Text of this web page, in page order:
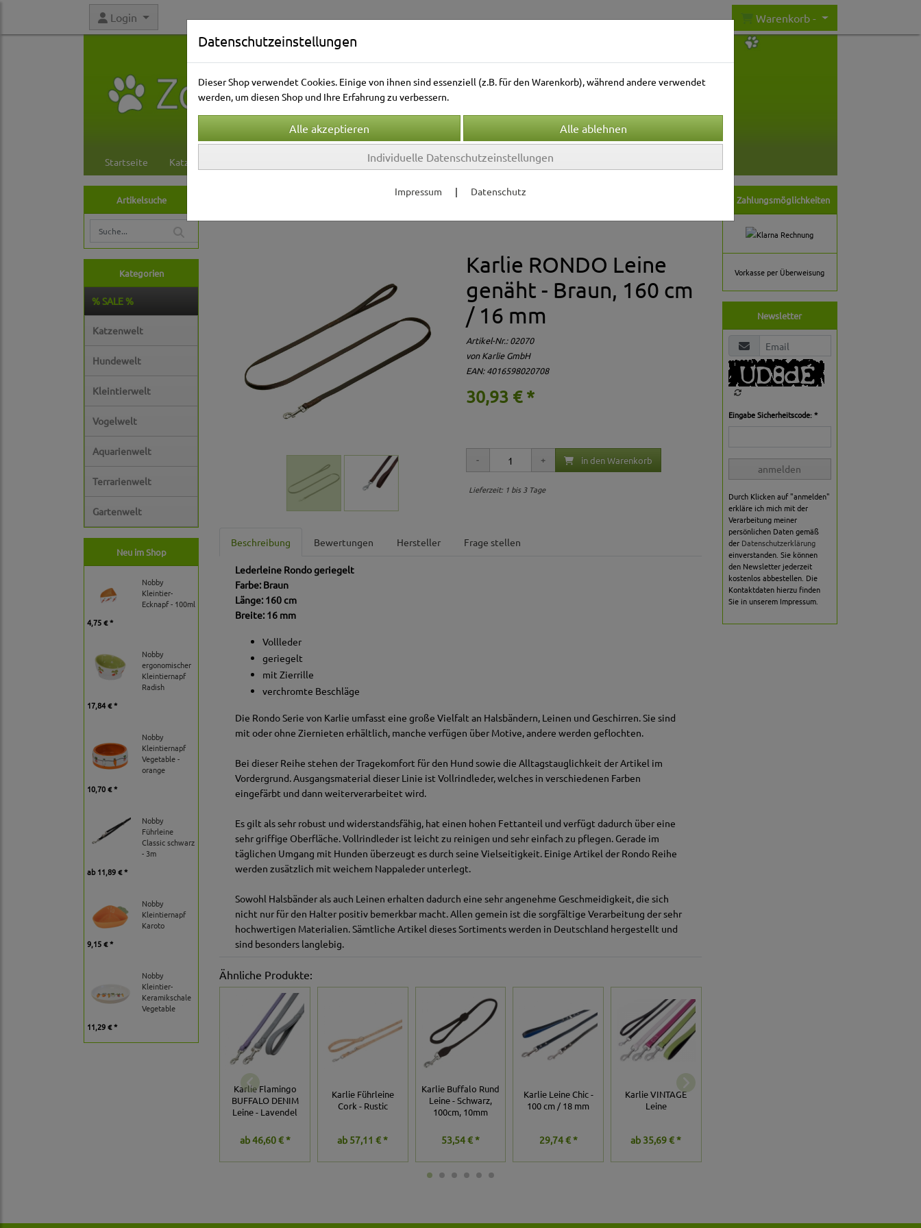
Login Warenkorb -
Startseite Katzenwelt Kleintierwelt Vogelwelt Aquarienwelt
Artikelsuche
Kategorien
% SALE %
Katzenwelt
Hundewelt
Kleintierwelt
Vogelwelt
Aquarienwelt
Terrarienwelt
Gartenwelt
Neu im Shop
Nobby
Kleintier-
Ecknapf - 100ml
4,75 € *
Nobby
ergonomischer
Kleintiernapf
Radish
17,84 € *
Nobby
Kleintiernapf
Vegetable -
orange
10,70 € *
Nobby
Führleine
Classic schwarz
- 3m
ab11,89 € *
Nobby
Kleintiernapf
Karoto
9,15 € *
Nobby
Kleintier-
Keramikschale
Vegetable
11,29 € *
Leinen
Karlie RONDO Leine
genäht - Braun, 160 cm
/ 16 mm
Artikel-Nr.:02070
von Karlie GmbH
EAN: 4016598020708
30,93 € *
in den Warenkorb
Lieferzeit: 1 bis 3 Tage
Beschreibung Bewertungen Hersteller Frage stellen
Lederleine Rondo geriegelt
Farbe: Braun
Länge: 160 cm
Breite: 16 mm
Vollleder
geriegelt
mit Zierrille
verchromte Beschläge
Die Rondo Serie von Karlie umfasst eine große Vielfalt an Halsbändern, Leinen und Geschirren. Sie sind
mit oder ohne Ziernieten erhältlich, manche verfügen über Motive, andere werden geflochten.
Bei dieser Reihe stehen der Tragekomfort für den Hund sowie die Alltagstauglichkeit der Artikel im
Vordergrund. Ausgangsmaterial dieser Linie ist Vollrindleder, welches in verschiedenen Farben
eingefärbt und dann weiterverarbeitet wird.
Es gilt als sehr robust und widerstandsfähig, hat einen hohen Fettanteil und verfügt dadurch über eine
sehr griffige Oberfläche. Vollrindleder ist leicht zu reinigen und sehr einfach zu pflegen. Gerade im
täglichen Umgang mit Hunden überzeugt es durch seine Vielseitigkeit. Einige Artikel der Rondo Reihe
werden zusätzlich mit weichem Nappaleder unterlegt.
Sowohl Halsbänder als auch Leinen erhalten dadurch eine sehr angenehme Geschmeidigkeit, die sich
nicht nur für den Halter positiv bemerkbar macht. Allen gemein ist die sorgfältige Verarbeitung der sehr
hochwertigen Materialien. Sämtliche Artikel dieses Sortiments werden in Deutschland hergestellt und
sind besonders langlebig.
Ähnliche Produkte:
Karlie Flamingo
BUFFALO DENIM
Leine - Lavendel
ab46,60 € *
Karlie Führleine
Cork - Rustic
ab 57,11 € *
Karlie Buffalo Rund
Leine - Schwarz,
100cm, 10mm
53,54 € *
Karlie Leine Chic -
100 cm / 18 mm
29,74 € *
Karlie VINTAGE
Leine
ab 35,69 € *
Zahlungsmöglichkeiten
Vorkasse per Überweisung
Newsletter
Eingabe Sicherheitscode: *
anmelden
Durch Klicken auf "anmelden"
erkläre ich mich mit der
Verarbeitung meiner
persönlichen Daten gemäß
der Datenschutzerklärung
einverstanden. Sie können
den Newsletter jederzeit
kostenlos abbestellen. Die
Kontaktdaten hierzu finden
Sie in unserem Impressum.
Datenschutzeinstellungen
Dieser Shop verwendet Cookies. Einige von ihnen sind essenziell (z.B. für den Warenkorb), während andere verwendet
werden, um diesen Shop und Ihre Erfahrung zu verbessern.
Individuelle Datenschutzeinstellungen
Impressum | Datenschutz